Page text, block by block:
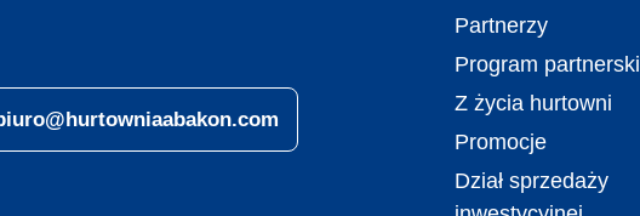
Partnerzy
Program partnerski
Z życia hurtowni
Promocje
Dział sprzedaży